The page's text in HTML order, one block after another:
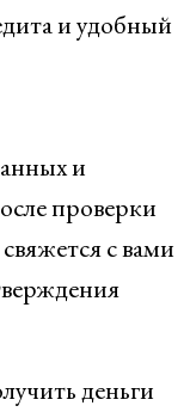
и удобный
и
проверки
с вами
деньги